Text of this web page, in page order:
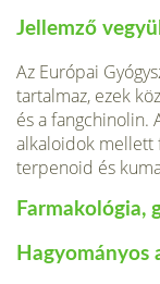
Jellemző
Az Európai
tartalmaz, ezek
és a fangchinolin.
alkaloidok mellett
terpenoid és
Farmakológia,
Hagyományos